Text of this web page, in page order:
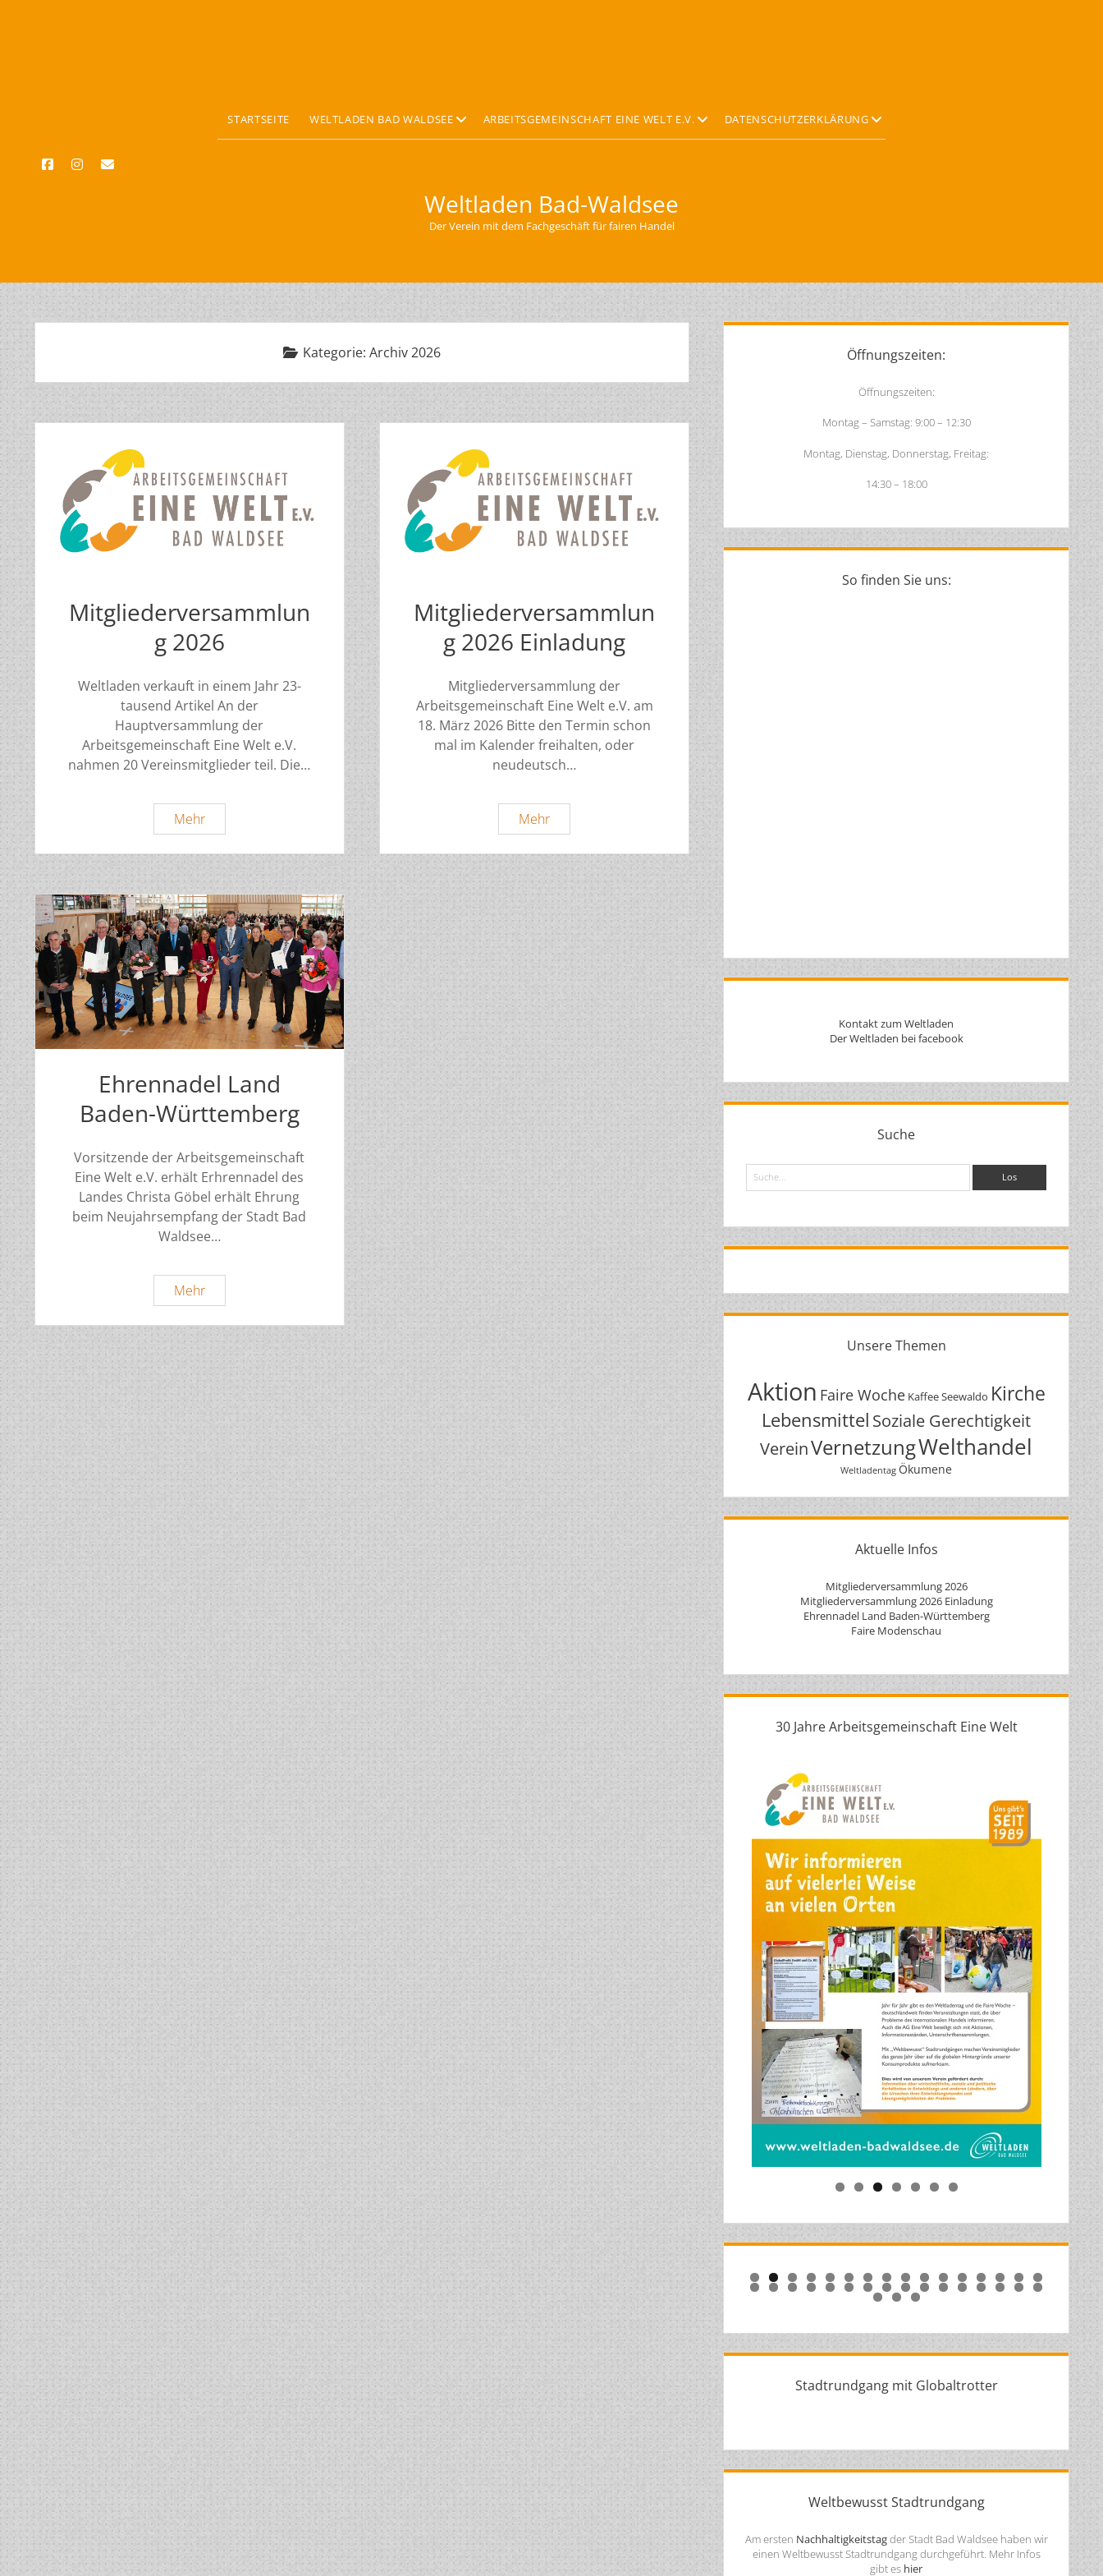
facebookinstagram
email
Weltladen Bad-Waldsee
Der Verein mit dem Fachgeschäft für fairen Handel
STARTSEITE WELTLADEN BAD WALDSEE Offene
Down-
ARBEITSGEMEINSCHAFT EINE WELT E.V. Offene
Down-
DATENSCHUTZERKLÄRUNG Offene
Down-
Kategorie: Archiv 2026
Mitgliederversammlun
g 2026
Weltladen verkauft in einem Jahr 23-
tausend Artikel An der
Hauptversammlung der
Arbeitsgemeinschaft Eine Welt e.V.
nahmen 20 Vereinsmitglieder teil. Die…
MehrMitgliederversammlung
2026
Mitgliederversammlun
g 2026 Einladung
Mitgliederversammlung der
Arbeitsgemeinschaft Eine Welt e.V. am
18. März 2026 Bitte den Termin schon
mal im Kalender freihalten, oder
neudeutsch…
MehrMitgliederversammlung
2026
Einladung
Ehrennadel Land
Baden-Württemberg
Vorsitzende der Arbeitsgemeinschaft
Eine Welt e.V. erhält Erhrennadel des
Landes Christa Göbel erhält Ehrung
beim Neujahrsempfang der Stadt Bad
Waldsee…
MehrEhrennadel
Land
Baden-
Sidebar
Öffnungszeiten:
Öffnungszeiten:
Montag – Samstag: 9:00 – 12:30
Montag, Dienstag, Donnerstag, Freitag:
14:30 – 18:00
So finden Sie uns:
Kontakt zum Weltladen
Der Weltladen bei facebook
Suche
Suche
Unsere Themen
Aktion Faire Woche Kaffee Seewaldo Kirche
Lebensmittel Soziale Gerechtigkeit
VereinVernetzungWelthandel
Weltladentag Ökumene
Aktuelle Infos
Mitgliederversammlung 2026
Mitgliederversammlung 2026 Einladung
Ehrennadel Land Baden-Württemberg
Faire Modenschau
30 Jahre Arbeitsgemeinschaft Eine Welt
0 1 2 3 4 5 6
7 8 9 0 1 2 3 4 5 6 7 8 9 0 1 2
3 4 5
Stadtrundgang mit Globaltrotter
Weltbewusst Stadtrundgang
Am ersten Nachhaltigkeitstagder Stadt Bad Waldsee haben wir
einen Weltbewusst Stadtrundgang durchgeführt. Mehr Infos
gibt es hier